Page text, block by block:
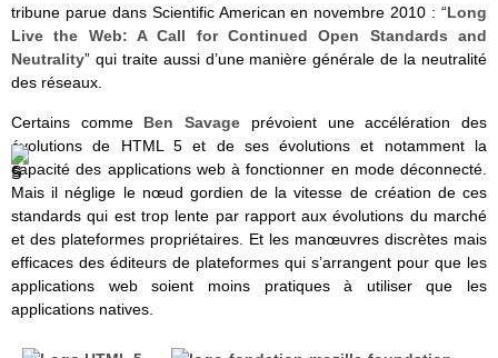
tribune parue dans Scientific American en novembre 2010 : “Long
Live the Web: A Call for Continued Open Standards and
Neutrality” qui traite aussi d’une manière générale de la neutralité
des réseaux.
Certains comme Ben Savage prévoient une accélération des
évolutions de HTML 5 et de ses évolutions et notamment la
capacité des applications web à fonctionner en mode déconnecté.
Mais il néglige le nœud gordien de la vitesse de création de ces
standards qui est trop lente par rapport aux évolutions du marché
et des plateformes propriétaires. Et les manœuvres discrètes mais
efficaces des éditeurs de plateformes qui s’arrangent pour que les
applications web soient moins pratiques à utiliser que les
applications natives.